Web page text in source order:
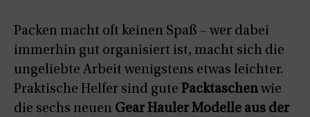
Packen macht oft keinen Spaß – wer dabei
immerhin gut organisiert ist, macht sich die
ungeliebte Arbeit wenigstens etwas leichter.
Praktische Helfer sind gute Packtaschen wie
die sechs neuen Gear Hauler Modelle aus der